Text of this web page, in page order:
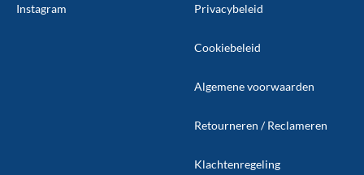
Instagram
Privacybeleid
Cookiebeleid
Algemene voorwaarden
Retourneren / Reclameren
Klachtenregeling